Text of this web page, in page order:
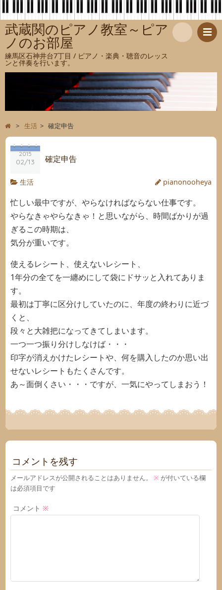
武蔵関のピアノ教室～ピア
ノのお部屋
練馬区石神井台7丁目 / ピアノ・楽典・聴音のレッス
ンと伴奏を行います。
索
> 生活 > 確定申告
2015
02/13 確定申告
生活 pianonooheya
忙しい最中ですが、やらなければならない仕事です。
やらなきゃやらなきゃ！と思いながら、時間ばかりが過
ぎるこの時期は、
気分が重いです。
使えるレシート、使えないレシート、
1年分の全てを一纏めにして袋にドサッと入れてありま
す。
最初は丁寧に区分けしていたのに、年度の終わりに近づ
くと、
段々と大雑把になってきてしまいます。
一つ一つ振り分けしなけば・・・
印字が消えかけたレシートや、何を購入したのか思い出
せないレシートもたくさんです。
あ～面倒くさい・・・ですが、一気にやってしまおう！
コメントを残す
メールアドレスが公開されることはありません。 ※ が付いている欄
は必須項目です
コメント ※